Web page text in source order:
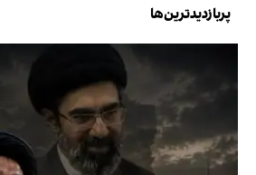
پربازدیدترین‌ها